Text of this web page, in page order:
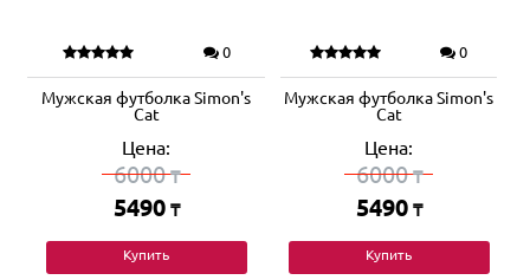
0
Мужская футболка Simon's
Cat
Цена:
6000₸
5490 ₸
Купить
0
Мужская футболка Simon's
Cat
Цена:
6000₸
5490 ₸
Купить